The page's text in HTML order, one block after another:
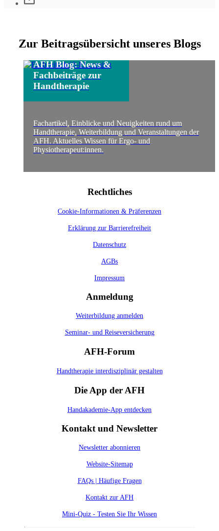
Zur Beitragsübersicht unseres Blogs
AFH Blog: News &
Fachbeiträge zur
Handtherapie
Fachartikel, Einblicke und Neuigkeiten rund um
Handtherapie, Weiterbildung und Veranstaltungen der
AFH. Aktuelles Wissen für Ergo- und
Physiotherapeut:innen.
Rechtliches
Cookie-Informationen & Präferenzen
Erklärung zur Barrierefreiheit
Datenschutz
AGBs
Impressum
Anmeldung
Weiterbildung anmelden
Seminar- und Reiseversicherung
AFH-Forum
Handtherapie interdisziplinär gestalten
Die App der AFH
Handakademie-App entdecken
Kontakt und Newsletter
Newsletter abonnieren
Website-Sitemap
FAQs | Häufige Fragen
Kontakt zur AFH
Mini-Quiz - Testen Sie Ihr Wissen